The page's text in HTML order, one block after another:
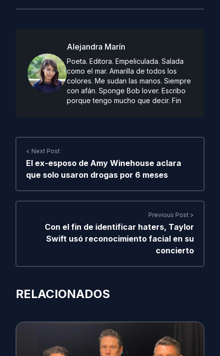
Alejandra Marín
Poeta. Editora. Empeliculada. Salada
como el mar. Amarilla de todos los
colores. Me sudan las manos. Siempre
con afán. Sponge Bob lover. Escribo
porque tengo mucho que decir. Fin
< Next Post
El ex-esposo de Amy Winehouse aclara
que solo usaron drogas por 6 meses
Previous Post >
Con el fin de identificar haters, Taylor
Swift usó reconocimiento facial en su
concierto
RELACIONADOS